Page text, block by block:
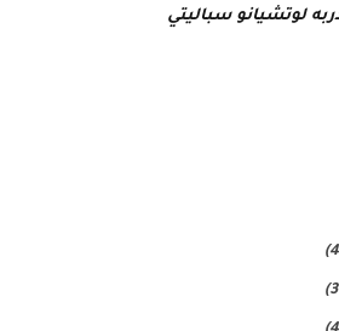
لوتشيانو سباليتي